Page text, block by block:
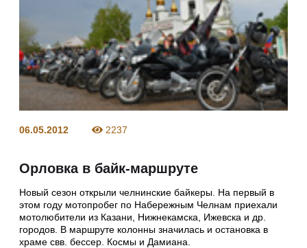
06.05.2012 2237
Орловка в байк-маршруте
Новый сезон открыли челнинские байкеры. На первый в
этом году мотопробег по Набережным Челнам приехали
мотолюбители из Казани, Нижнекамска, Ижевска и др.
городов. В маршруте колонны значилась и остановка в
храме свв. бессер. Космы и Дамиана.